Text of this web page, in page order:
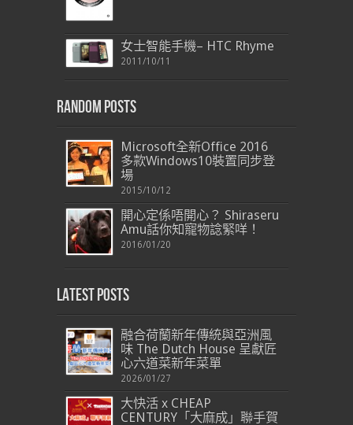
女士智能手機– HTC Rhyme
2011/10/11
Random Posts
Microsoft全新Office 2016
多款Windows10裝置同步登
場
2015/10/12
開心定係唔開心？ Shiraseru
Amu話你知寵物諗緊咩！
2016/01/20
Latest Posts
融合荷蘭新年傳統與亞洲風
味 The Dutch House 呈獻匠
心六道菜新年菜單
2026/01/27
大快活 x CHEAP
CENTURY「大麻成」聯手賀